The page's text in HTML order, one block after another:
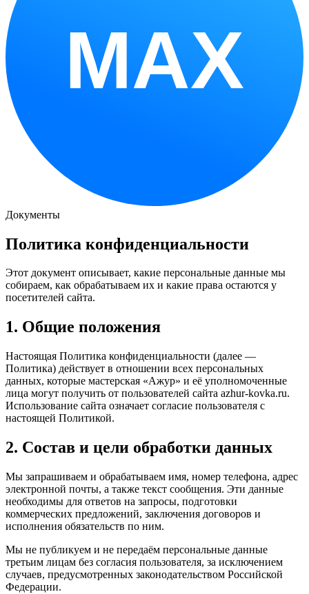
MAX
Документы
Политика конфиденциальности
Этот документ описывает, какие персональные данные мы
собираем, как обрабатываем их и какие права остаются у
посетителей сайта.
1. Общие положения
Настоящая Политика конфиденциальности (далее —
Политика) действует в отношении всех персональных
данных, которые мастерская «Ажур» и её уполномоченные
лица могут получить от пользователей сайта azhur-kovka.ru.
Использование сайта означает согласие пользователя с
настоящей Политикой.
2. Состав и цели обработки данных
Мы запрашиваем и обрабатываем имя, номер телефона, адрес
электронной почты, а также текст сообщения. Эти данные
необходимы для ответов на запросы, подготовки
коммерческих предложений, заключения договоров и
исполнения обязательств по ним.
Мы не публикуем и не передаём персональные данные
третьим лицам без согласия пользователя, за исключением
случаев, предусмотренных законодательством Российской
Федерации.